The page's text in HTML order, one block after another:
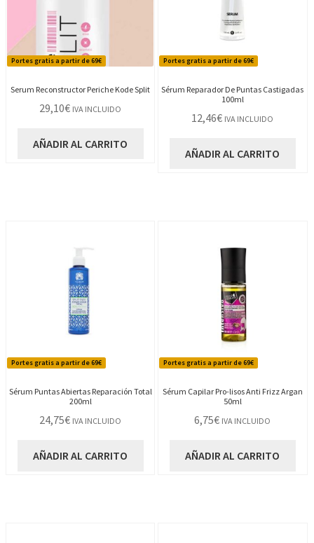
Portes gratis a partir de 69€
Serum Reconstructor Periche Kode Split
29,10€ IVA INCLUIDO
AÑADIR AL CARRITO
Portes gratis a partir de 69€
Sérum Reparador De Puntas Castigadas
100ml
12,46€ IVA INCLUIDO
AÑADIR AL CARRITO
Portes gratis a partir de 69€
Sérum Puntas Abiertas Reparación Total
200ml
24,75€ IVA INCLUIDO
AÑADIR AL CARRITO
Portes gratis a partir de 69€
Sérum Capilar Pro-lisos Anti Frizz Argan
50ml
6,75€ IVA INCLUIDO
AÑADIR AL CARRITO